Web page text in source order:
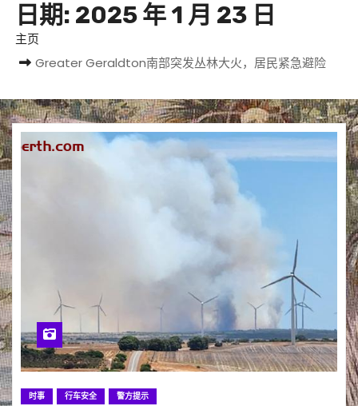
日期: 2025 年 1 月 23 日
主页
Greater Geraldton南部突发丛林大火，居民紧急避险
时事 行车安全 警方提示